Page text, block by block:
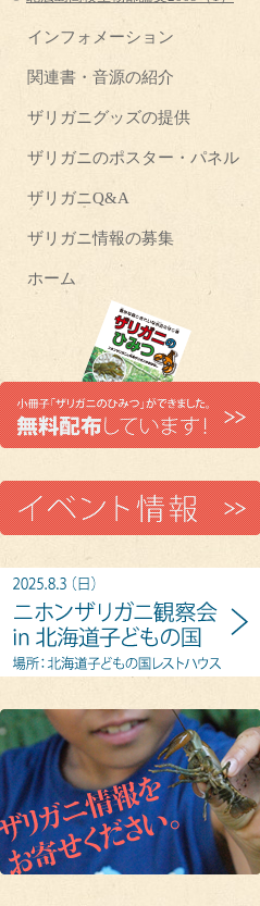
インフォメーション
関連書・音源の紹介
ザリガニグッズの提供
ザリガニのポスター・パネル
ザリガニQ&A
ザリガニ情報の募集
ホーム